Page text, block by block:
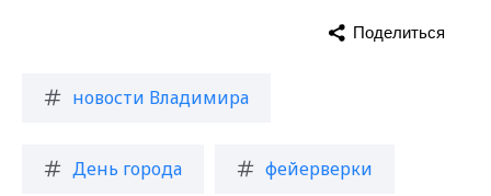
новости Владимира
День города фейерверки
Поделиться